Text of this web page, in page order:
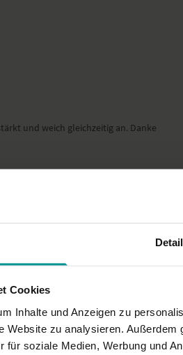
Cookies
Inhalte und Anzeigen zu
Website zu analysieren.
für soziale Medien, Werbung und
und weich gleichzeitig an. Danke
ich nicht wusste, dass ich sie habe!
Dank
Etwas zu mechanisch.